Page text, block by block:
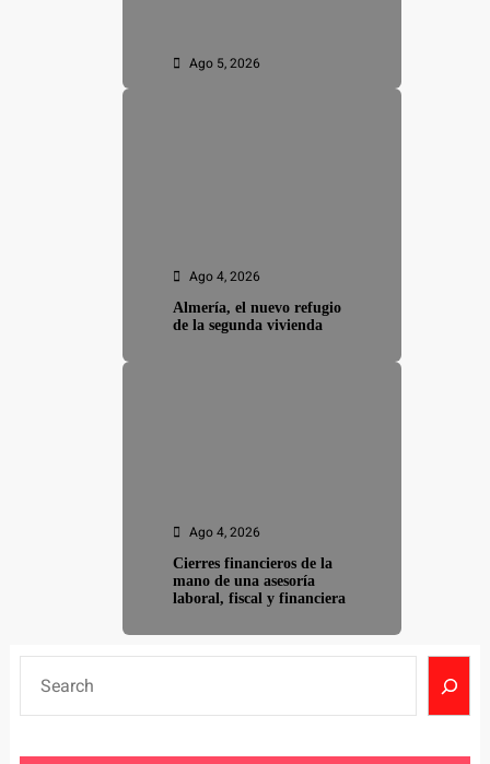
Ago 5, 2026
Ago 4, 2026
Almería, el nuevo refugio
de la segunda vivienda
Ago 4, 2026
Cierres financieros de la
mano de una asesoría
laboral, fiscal y financiera